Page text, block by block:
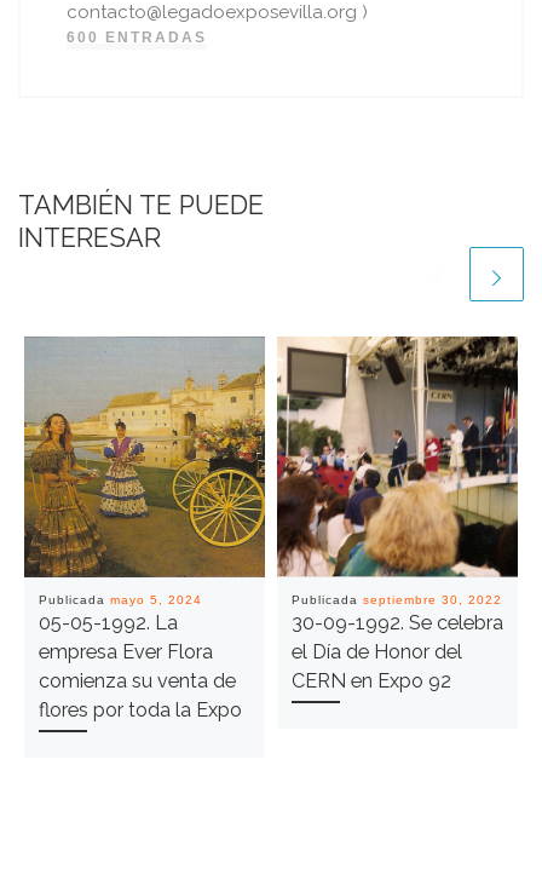
contacto@legadoexposevilla.org )
600 ENTRADAS
TAMBIÉN TE PUEDE
INTERESAR
Publicada mayo 5, 2024
05-05-1992. La
empresa Ever Flora
comienza su venta de
flores por toda la Expo
Publicada septiembre 30, 2022
30-09-1992. Se celebra
el Día de Honor del
CERN en Expo 92